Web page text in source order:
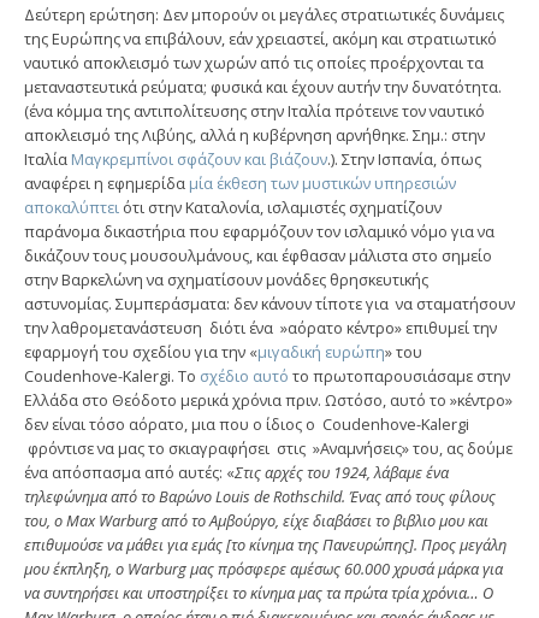
Δεύτερη ερώτηση: Δεν μπορούν οι μεγάλες στρατιωτικές δυνάμεις
της Ευρώπης να επιβάλουν, εάν χρειαστεί, ακόμη και στρατιωτικό
ναυτικό αποκλεισμό των χωρών από τις οποίες προέρχονται τα
μεταναστευτικά ρεύματα; φυσικά και έχουν αυτήν την δυνατότητα.
(ένα κόμμα της αντιπολίτευσης στην Ιταλία πρότεινε τον ναυτικό
αποκλεισμό της Λιβύης, αλλά η κυβέρνηση αρνήθηκε. Σημ.: στην
Ιταλία Μαγκρεμπίνοι σφάζουν και βιάζουν.). Στην Ισπανία, όπως
αναφέρει η εφημερίδα μία έκθεση των μυστικών υπηρεσιών
αποκαλύπτει ότι στην Καταλονία, ισλαμιστές σχηματίζουν
παράνομα δικαστήρια που εφαρμόζουν τον ισλαμικό νόμο για να
δικάζουν τους μουσουλμάνους, και έφθασαν μάλιστα στο σημείο
στην Βαρκελώνη να σχηματίσουν μονάδες θρησκευτικής
αστυνομίας. Συμπεράσματα: δεν κάνουν τίποτε για να σταματήσουν
την λαθρομετανάστευση διότι ένα »αόρατο κέντρο» επιθυμεί την
εφαρμογή του σχεδίου για την «μιγαδική ευρώπη» του
Coudenhove-Kalergi. Το σχέδιο αυτό το πρωτοπαρουσιάσαμε στην
Ελλάδα στο Θεόδοτο μερικά χρόνια πριν. Ωστόσο, αυτό το »κέντρο»
δεν είναι τόσο αόρατο, μια που ο ίδιος ο Coudenhove-Kalergi
φρόντισε να μας το σκιαγραφήσει στις »Αναμνήσεις» του, ας δούμε
ένα απόσπασμα από αυτές: «Στις αρχές του 1924, λάβαμε ένα
τηλεφώνημα από το Βαρώνο Louis de Rothschild. Ένας από τους φίλους
του, ο Max Warburg από το Αμβούργο, είχε διαβάσει το βιβλιο μου και
επιθυμούσε να μάθει για εμάς [το κίνημα της Πανευρώπης]. Προς μεγάλη
μου έκπληξη, ο Warburg μας πρόσφερε αμέσως 60.000 χρυσά μάρκα για
να συντηρήσει και υποστηρίξει το κίνημα μας τα πρώτα τρία χρόνια… Ο